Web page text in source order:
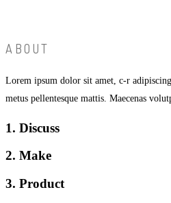
ABOUT
Lorem ipsum dolor sit amet, c-r
metus pellentesque mattis. Maecenas
1. Discuss
2. Make
3. Product